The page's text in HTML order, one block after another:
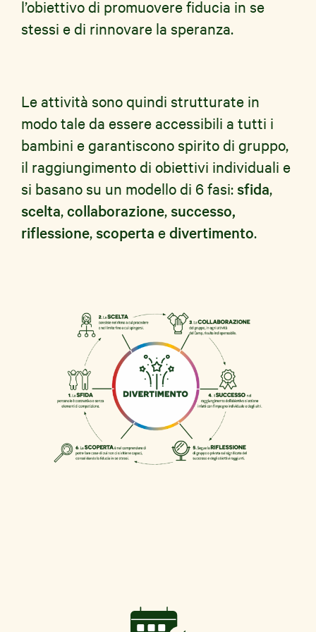
l’obiettivo di promuovere fiducia in se
stessi e di rinnovare la speranza.
Le attività sono quindi strutturate in
modo tale da essere accessibili a tutti i
bambini e garantiscono spirito di gruppo,
il raggiungimento di obiettivi individuali e
si basano su un modello di 6 fasi:sfida,
scelta,collaborazione,successo,
riflessione,scoperta edivertimento.